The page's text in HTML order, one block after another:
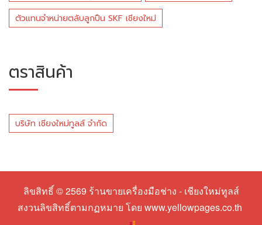
ตัวแทนจำหน่ายตลับลูกปืน SKF เชียงใหม่
ตราสินค้า
บริษัท เชียงใหม่ทูลส์ จำกัด
ลิขสิทธิ์ © 2569 ร้านขายเครื่องมือช่าง - เชียงใหม่ทูลส์
สงวนลิขสิทธิ์ตามกฏหมาย โดย www.yellowpages.co.th